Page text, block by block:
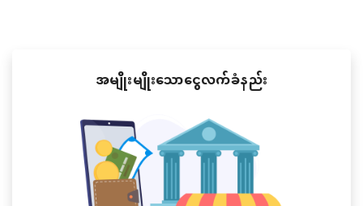
အမျိုးမျိုးသောငွေလက်ခံနည်း